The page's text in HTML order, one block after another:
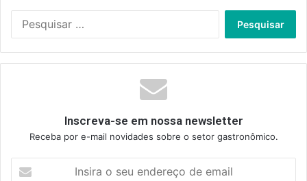
Inscreva-se em nossa newsletter
Receba por e-mail novidades sobre o setor gastronômico.